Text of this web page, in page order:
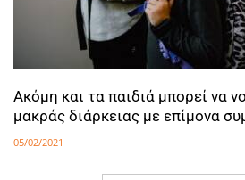
Ακόμη και τα παιδιά μπορεί να
μακράς διάρκειας με επίμονα
05/02/2021